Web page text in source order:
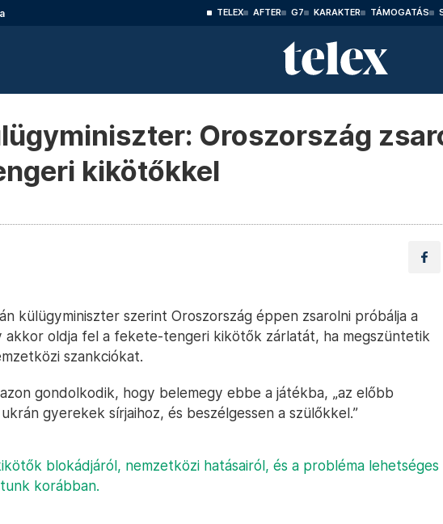
TELEX AFTER G7 KARAKTER TÁMOGATÁS
Oroszország
kikötőkkel
külügyminiszter szerint Oroszország éppen zsarolni próbálja a
akkor oldja fel a fekete-tengeri kikötők zárlatát, ha megszüntetik
szankciókat.
gondolkodik, hogy belemegy ebbe a játékba, „az előbb
gyerekek sírjaihoz, és beszélgessen a szülőkkel.”
blokádjáról, nemzetközi hatásairól, és a probléma lehetséges
korábban.